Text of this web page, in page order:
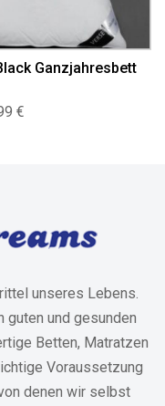
Ganzjahresbett
€
unseres Lebens.
guten und gesunden
Betten, Matratzen
Voraussetzung
denen wir selbst